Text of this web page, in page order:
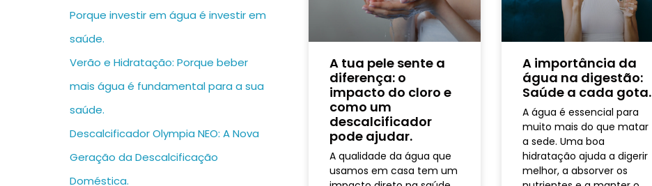
Porque investir em água é investir em
saúde.
Verão e Hidratação: Porque beber
mais água é fundamental para a sua
saúde.
Descalcificador Olympia NEO: A Nova
Geração da Descalcificação
Doméstica.
A tua pele sente a
diferença: o
impacto do cloro e
como um
descalcificador
pode ajudar.
A qualidade da água que
usamos em casa tem um
A importância da
água na digestão:
Saúde a cada gota.
A água é essencial para
muito mais do que matar
a sede. Uma boa
hidratação ajuda a digerir
melhor, a absorver os